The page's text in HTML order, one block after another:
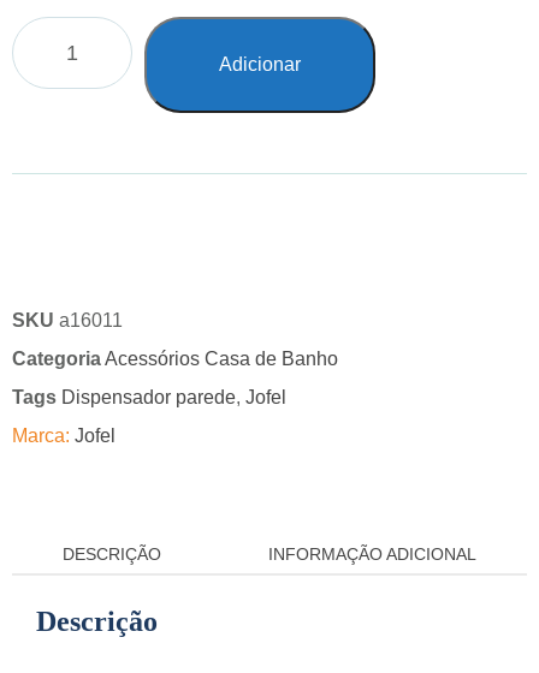
Adicionar
SKU a16011
CategoriaAcessórios Casa de Banho
Tags Dispensador parede, Jofel
Marca: Jofel
DESCRIÇÃO INFORMAÇÃO ADICIONAL
Descrição